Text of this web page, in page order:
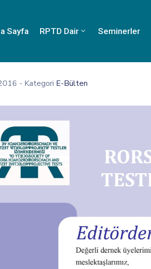
Sayfa RPTD Dair Seminerler
- Kategori E-Bülten